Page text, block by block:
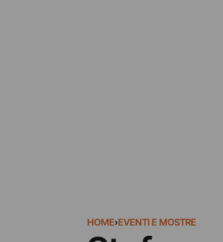
HOME›EVENTI E MOSTRE